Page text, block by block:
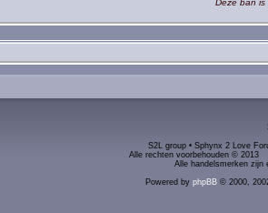
Deze ban is
S2L group • Sphynx 2 Love
Alle rechten voorbehouden ©
Alle handelsmerken zijn
Powered by phpBB© 2000,